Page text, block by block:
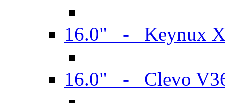
16.0" - Keynux
16.0" - Clevo